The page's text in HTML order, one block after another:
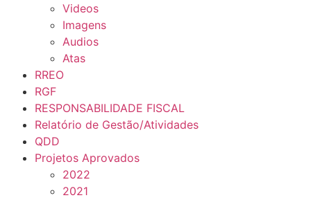
Videos
Imagens
Audios
Atas
RREO
RGF
RESPONSABILIDADE FISCAL
Relatório de Gestão/Atividades
QDD
Projetos Aprovados
2022
2021